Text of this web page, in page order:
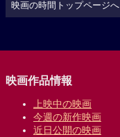
映画の時間トップページへ
映画作品情報
上映中の映画
今週の新作映画
近日公開の映画